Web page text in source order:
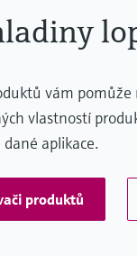
vám
vlastností
aplikace.
produktů